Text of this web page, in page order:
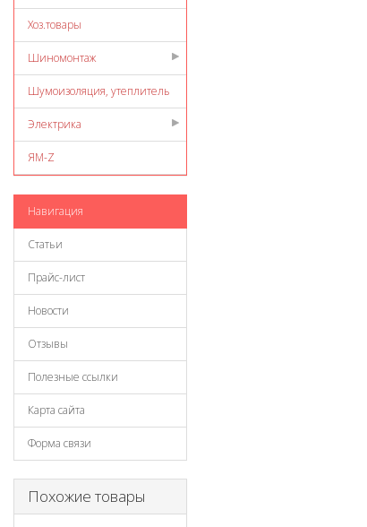
Хоз.товары
Шиномонтаж
Шумоизоляция, утеплитель
Электрика
ЯМ-Z
Навигация
Статьи
Прайс-лист
Новости
Отзывы
Полезные ссылки
Карта сайта
Форма связи
Похожие товары